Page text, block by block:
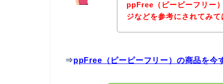
ppFree（ピーピーフリー
ジなどを参考にされてみ
⇒ppFree（ピーピーフリー）の商品を今